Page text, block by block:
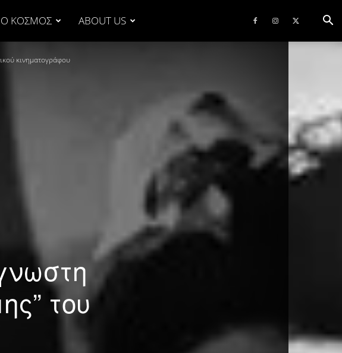
Ο ΚΟΣΜΟΣ ABOUT US
κινηματογράφου
του